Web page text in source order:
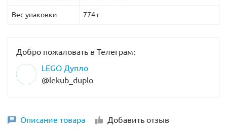
Вес упаковки 774 г
Добро пожаловать в Телеграм:
LEGO Дупло
@lekub_duplo
Описание товара Добавить отзыв